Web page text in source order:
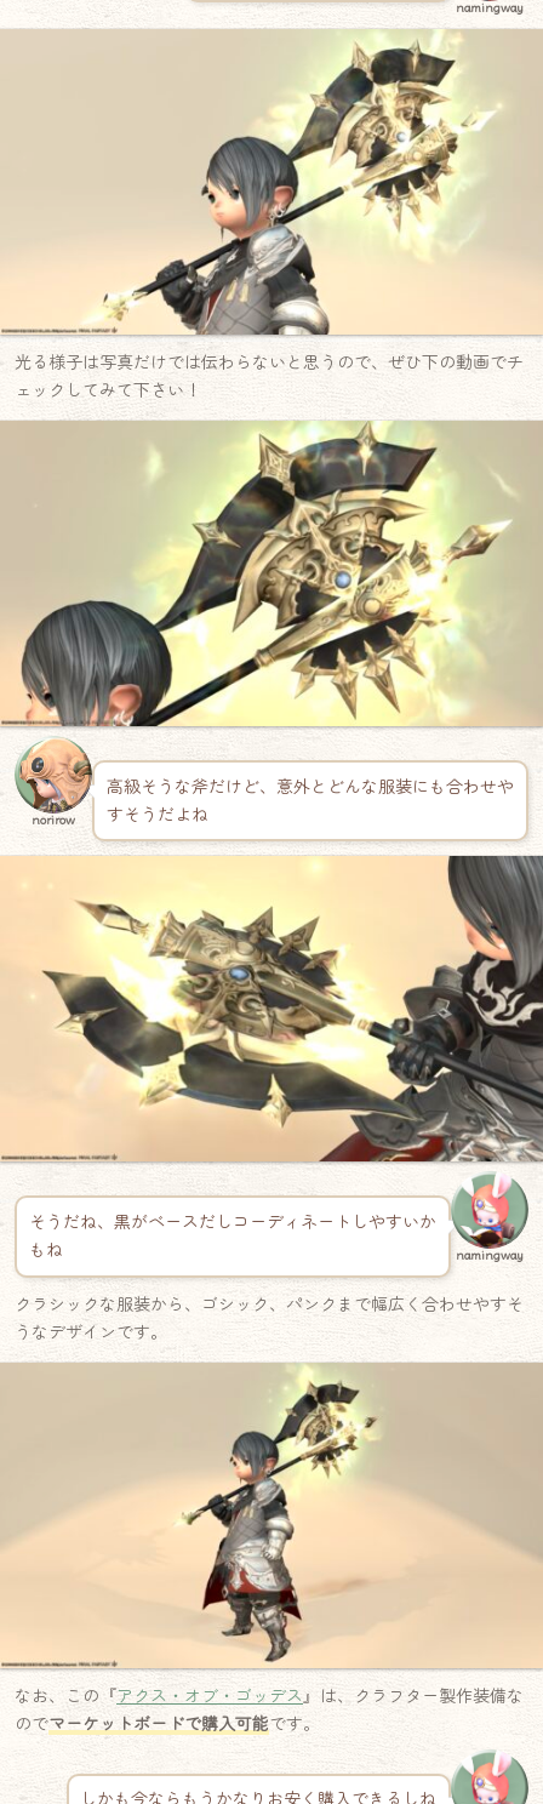
namingway
光る様子は写真だけでは伝わらないと思うので、ぜひ下の動画でチ
ェックしてみて下さい！
norirow
高級そうな斧だけど、意外とどんな服装にも合わせや
すそうだよね
そうだね、黒がベースだしコーディネートしやすいか
もね
namingway
クラシックな服装から、ゴシック、パンクまで幅広く合わせやすそ
うなデザインです。
なお、この『アクス・オブ・ゴッデス』は、クラフター製作装備な
のでマーケットボードで購入可能です。
しかも今ならもうかなりお安く購入できるしね